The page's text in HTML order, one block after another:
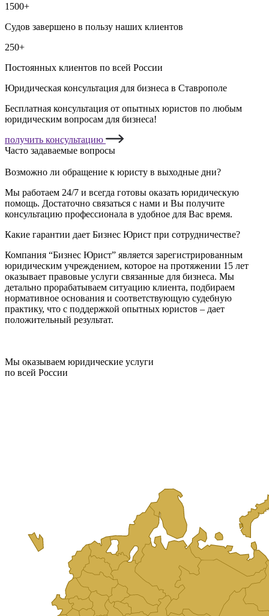
1500+
Судов завершено в пользу наших клиентов
250+
Постоянных клиентов по всей России
Юридическая консультация для бизнеса в Ставрополе
Бесплатная консультация от опытных юристов по любым
юридическим вопросам для бизнеса!
получить консультацию
Часто задаваемые вопросы
Возможно ли обращение к юристу в выходные дни?
Мы работаем 24/7 и всегда готовы оказать юридическую
помощь. Достаточно связаться с нами и Вы получите
консультацию профессионала в удобное для Вас время.
Какие гарантии дает Бизнес Юрист при сотрудничестве?
Компания “Бизнес Юрист” является зарегистрированным
юридическим учреждением, которое на протяжении 15 лет
оказывает правовые услуги связанные для бизнеса. Мы
детально прорабатываем ситуацию клиента, подбираем
нормативное основания и соответствующую судебную
практику, что с поддержкой опытных юристов – дает
положительный результат.
Мы оказываем юридические услуги
по всей России